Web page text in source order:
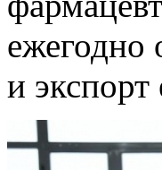
ежегодно
и